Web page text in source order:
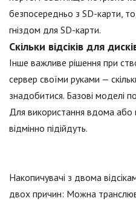
безпосередньо з SD-карти,
гніздом для SD-карти.
Скільки відсіків для
Інше важливе рішення при
сервер своїми руками —
знадобитися. Базові моделі
Для використання вдома або
відмінно підійдуть.
Накопичувачі з двома
двох причин: Можна